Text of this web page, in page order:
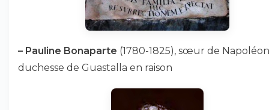
– Pauline Bonaparte (1780-1825), sœur de
duchesse de Guastalla en raison